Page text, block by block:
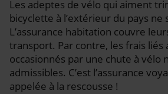
Les adeptes de vélo qui aiment
bicyclette à l’extérieur du pays ne
L’assurance habitation couvre
transport. Par contre, les frais liés
occasionnés par une chute à vélo
admissibles. C’est l’assurance
appelée à la rescousse !